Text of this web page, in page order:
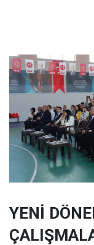
YENİ